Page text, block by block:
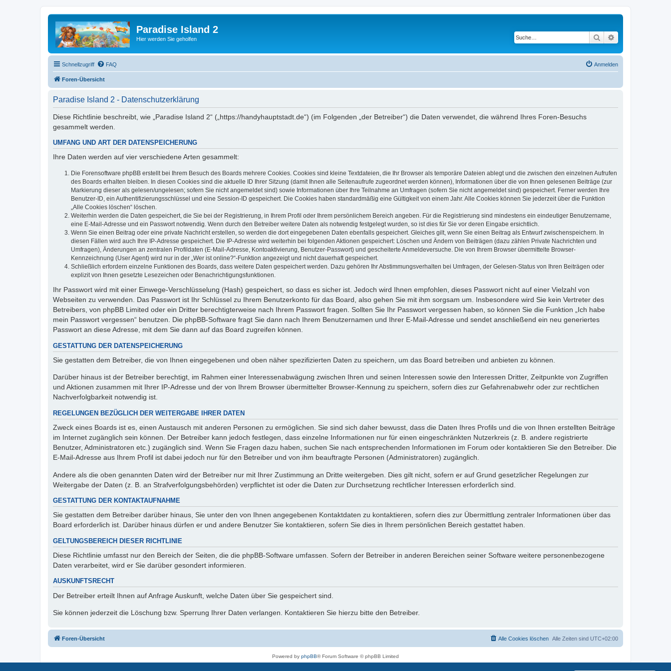
Paradise Island 2
Hier werden Sie geholfen Suche
Schnellzugriff FAQ Anmelden
Foren-Übersicht
Paradise Island 2 - Datenschutzerklärung
Diese Richtlinie beschreibt, wie „Paradise Island 2“ („https://handyhauptstadt.de“) (im Folgenden „der Betreiber“) die Daten verwendet, die während Ihres Foren-Besuchs
gesammelt werden.
UMFANG UND ART DER DATENSPEICHERUNG
Ihre Daten werden auf vier verschiedene Arten gesammelt:
Die Forensoftware phpBB erstellt bei Ihrem Besuch des Boards mehrere Cookies. Cookies sind kleine Textdateien, die Ihr Browser als temporäre Dateien ablegt und die zwischen den einzelnen Aufrufen
des Boards erhalten bleiben. In diesen Cookies sind die aktuelle ID Ihrer Sitzung (damit Ihnen alle Seitenaufrufe zugeordnet werden können), Informationen über die von Ihnen gelesenen Beiträge (zur
Markierung dieser als gelesen/ungelesen; sofern Sie nicht angemeldet sind) sowie Informationen über Ihre Teilnahme an Umfragen (sofern Sie nicht angemeldet sind) gespeichert. Ferner werden Ihre
Benutzer-ID, ein Authentifizierungsschlüssel und eine Session-ID gespeichert. Die Cookies haben standardmäßig eine Gültigkeit von einem Jahr. Alle Cookies können Sie jederzeit über die Funktion
„Alle Cookies löschen“ löschen.
Weiterhin werden die Daten gespeichert, die Sie bei der Registrierung, in Ihrem Profil oder Ihrem persönlichem Bereich angeben. Für die Registrierung sind mindestens ein eindeutiger Benutzername,
eine E-Mail-Adresse und ein Passwort notwendig. Wenn durch den Betreiber weitere Daten als notwendig festgelegt wurden, so ist dies für Sie vor deren Eingabe ersichtlich.
Wenn Sie einen Beitrag oder eine private Nachricht erstellen, so werden die dort eingegebenen Daten ebenfalls gespeichert. Gleiches gilt, wenn Sie einen Beitrag als Entwurf zwischenspeichern. In
diesen Fällen wird auch Ihre IP-Adresse gespeichert. Die IP-Adresse wird weiterhin bei folgenden Aktionen gespeichert: Löschen und Ändern von Beiträgen (dazu zählen Private Nachrichten und
Umfragen), Änderungen an zentralen Profildaten (E-Mail-Adresse, Kontoaktivierung, Benutzer-Passwort) und gescheiterte Anmeldeversuche. Die von Ihrem Browser übermittelte Browser-
Kennzeichnung (User Agent) wird nur in der „Wer ist online?“-Funktion angezeigt und nicht dauerhaft gespeichert.
Schließlich erfordern einzelne Funktionen des Boards, dass weitere Daten gespeichert werden. Dazu gehören Ihr Abstimmungsverhalten bei Umfragen, der Gelesen-Status von Ihren Beiträgen oder
explizit von Ihnen gesetzte Lesezeichen oder Benachrichtigungsfunktionen.
Ihr Passwort wird mit einer Einwege-Verschlüsselung (Hash) gespeichert, so dass es sicher ist. Jedoch wird Ihnen empfohlen, dieses Passwort nicht auf einer Vielzahl von
Webseiten zu verwenden. Das Passwort ist Ihr Schlüssel zu Ihrem Benutzerkonto für das Board, also gehen Sie mit ihm sorgsam um. Insbesondere wird Sie kein Vertreter des
Betreibers, von phpBB Limited oder ein Dritter berechtigterweise nach Ihrem Passwort fragen. Sollten Sie Ihr Passwort vergessen haben, so können Sie die Funktion „Ich habe
mein Passwort vergessen“ benutzen. Die phpBB-Software fragt Sie dann nach Ihrem Benutzernamen und Ihrer E-Mail-Adresse und sendet anschließend ein neu generiertes
Passwort an diese Adresse, mit dem Sie dann auf das Board zugreifen können.
GESTATTUNG DER DATENSPEICHERUNG
Sie gestatten dem Betreiber, die von Ihnen eingegebenen und oben näher spezifizierten Daten zu speichern, um das Board betreiben und anbieten zu können.
Darüber hinaus ist der Betreiber berechtigt, im Rahmen einer Interessenabwägung zwischen Ihren und seinen Interessen sowie den Interessen Dritter, Zeitpunkte von Zugriffen
und Aktionen zusammen mit Ihrer IP-Adresse und der von Ihrem Browser übermittelter Browser-Kennung zu speichern, sofern dies zur Gefahrenabwehr oder zur rechtlichen
Nachverfolgbarkeit notwendig ist.
REGELUNGEN BEZÜGLICH DER WEITERGABE IHRER DATEN
Zweck eines Boards ist es, einen Austausch mit anderen Personen zu ermöglichen. Sie sind sich daher bewusst, dass die Daten Ihres Profils und die von Ihnen erstellten Beiträge
im Internet zugänglich sein können. Der Betreiber kann jedoch festlegen, dass einzelne Informationen nur für einen eingeschränkten Nutzerkreis (z. B. andere registrierte
Benutzer, Administratoren etc.) zugänglich sind. Wenn Sie Fragen dazu haben, suchen Sie nach entsprechenden Informationen im Forum oder kontaktieren Sie den Betreiber. Die
E-Mail-Adresse aus Ihrem Profil ist dabei jedoch nur für den Betreiber und von ihm beauftragte Personen (Administratoren) zugänglich.
Andere als die oben genannten Daten wird der Betreiber nur mit Ihrer Zustimmung an Dritte weitergeben. Dies gilt nicht, sofern er auf Grund gesetzlicher Regelungen zur
Weitergabe der Daten (z. B. an Strafverfolgungsbehörden) verpflichtet ist oder die Daten zur Durchsetzung rechtlicher Interessen erforderlich sind.
GESTATTUNG DER KONTAKTAUFNAHME
Sie gestatten dem Betreiber darüber hinaus, Sie unter den von Ihnen angegebenen Kontaktdaten zu kontaktieren, sofern dies zur Übermittlung zentraler Informationen über das
Board erforderlich ist. Darüber hinaus dürfen er und andere Benutzer Sie kontaktieren, sofern Sie dies in Ihrem persönlichen Bereich gestattet haben.
GELTUNGSBEREICH DIESER RICHTLINIE
Diese Richtlinie umfasst nur den Bereich der Seiten, die die phpBB-Software umfassen. Sofern der Betreiber in anderen Bereichen seiner Software weitere personenbezogene
Daten verarbeitet, wird er Sie darüber gesondert informieren.
AUSKUNFTSRECHT
Der Betreiber erteilt Ihnen auf Anfrage Auskunft, welche Daten über Sie gespeichert sind.
Sie können jederzeit die Löschung bzw. Sperrung Ihrer Daten verlangen. Kontaktieren Sie hierzu bitte den Betreiber.
Foren-Übersicht Alle Zeiten sind UTC+02:00
Alle Cookies löschen
Powered by phpBB® Forum Software © phpBB Limited